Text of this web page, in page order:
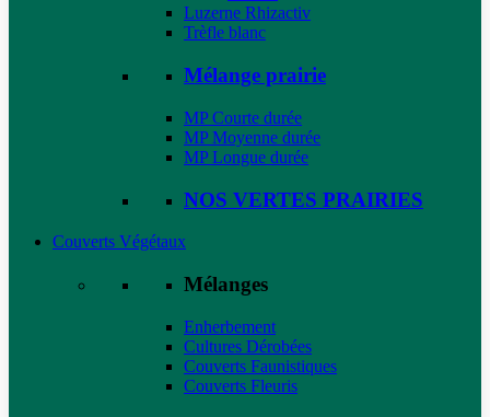
Luzerne Rhizactiv
Trèfle blanc
Mélange prairie
MP Courte durée
MP Moyenne durée
MP Longue durée
NOS VERTES PRAIRIES
Couverts Végétaux
Mélanges
Enherbement
Cultures Dérobées
Couverts Faunistiques
Couverts Fleuris